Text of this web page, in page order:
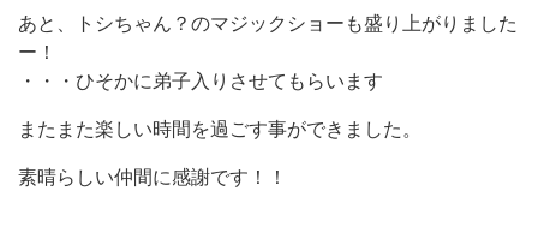
あと、トシちゃん？のマジックショーも盛り上がりました
ー！
・・・ひそかに弟子入りさせてもらいます
またまた楽しい時間を過ごす事ができました。
素晴らしい仲間に感謝です！！